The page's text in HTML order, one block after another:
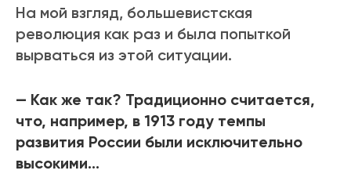
На мой взгляд, большевистская
революция как раз и была попыткой
вырваться из этой ситуации.
— Как же так? Традиционно считается,
что, например, в 1913 году темпы
развития России были исключительно
высокими…